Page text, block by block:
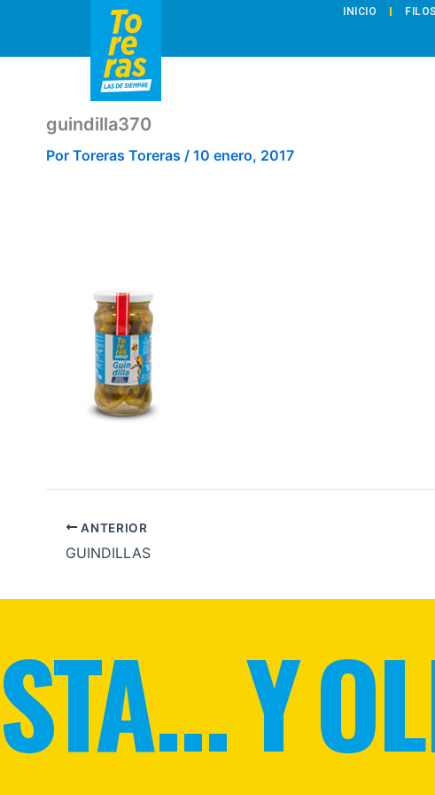
contenido
INICIO
guindilla370
Por Toreras Toreras / 10 enero, 2017
ANTERIOR
GUINDILLAS
Y